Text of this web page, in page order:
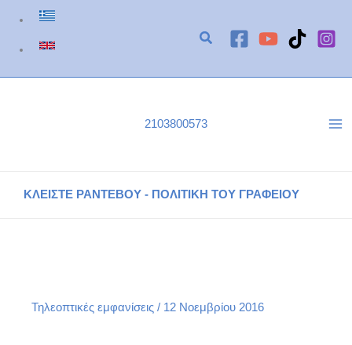
Μετάβαση
περιεχόμενο
2103800573
ΚΛΕΙΣΤΕ ΡΑΝΤΕΒΟΥ - ΠΟΛΙΤΙΚΗ ΤΟΥ ΓΡΑΦΕΙΟΥ
Τηλεοπτικές εμφανίσεις / 12 Νοεμβρίου 2016